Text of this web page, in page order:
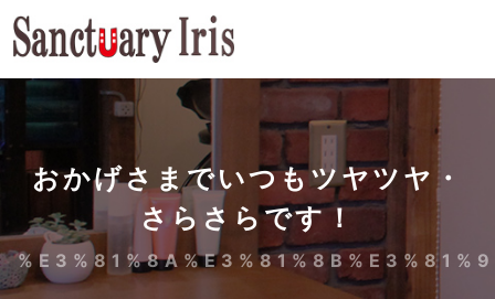
おかげさまでいつもツヤツヤ・
さらさらです！